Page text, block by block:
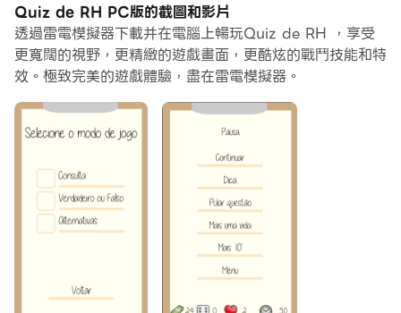
Quiz de RH PC版的截圖和影片
透過雷電模擬器下載并在電腦上暢玩Quiz de RH ，享受
更寬闊的視野，更精緻的遊戲畫面，更酷炫的戰鬥技能和特
效。極致完美的遊戲體驗，盡在雷電模擬器。